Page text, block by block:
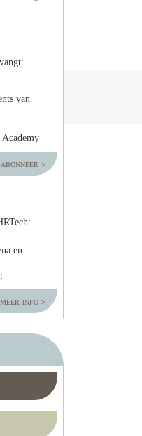
van
abonneer
en
meer info